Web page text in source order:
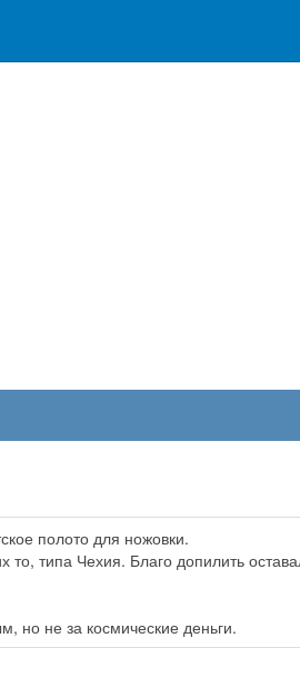
полото для ножовки.
типа Чехия. Благо допилить
но не за космические деньги.